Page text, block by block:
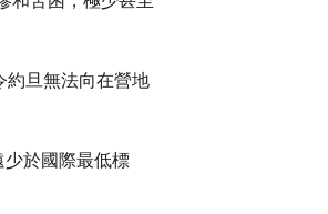
旦無法向在營地
於國際最低標